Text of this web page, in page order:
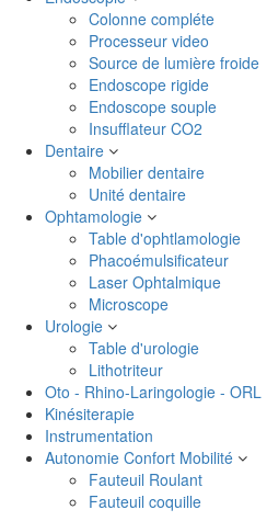
Colonne compléte
Processeur video
Source de lumière froide
Endoscope rigide
Endoscope souple
Insufflateur CO2
Dentaire
Mobilier dentaire
Unité dentaire
Ophtamologie
Table d'ophtlamologie
Phacoémulsificateur
Laser Ophtalmique
Microscope
Urologie
Table d'urologie
Lithotriteur
Oto - Rhino-Laringologie - ORL
Kinésiterapie
Instrumentation
Autonomie Confort Mobilité
Fauteuil Roulant
Fauteuil coquille